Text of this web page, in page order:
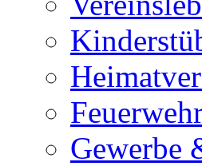
Gewerbe